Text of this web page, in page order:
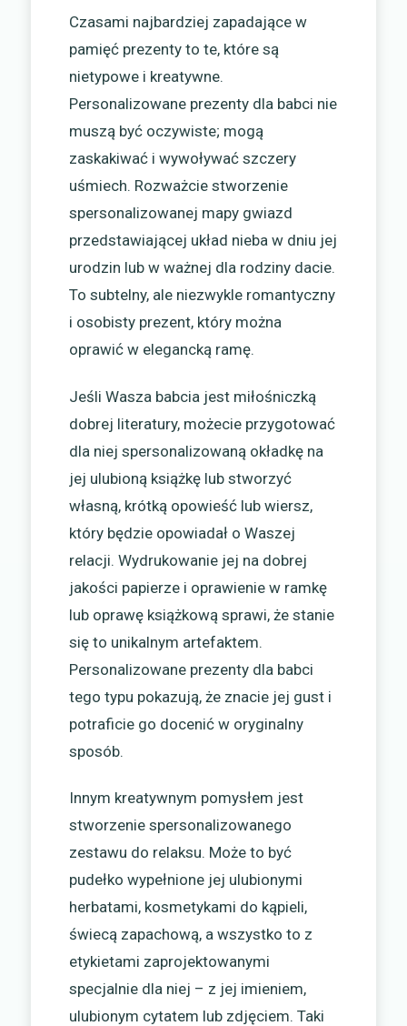
Czasami najbardziej zapadające w
pamięć prezenty to te, które są
nietypowe i kreatywne.
Personalizowane prezenty dla babci nie
muszą być oczywiste; mogą
zaskakiwać i wywoływać szczery
uśmiech. Rozważcie stworzenie
spersonalizowanej mapy gwiazd
przedstawiającej układ nieba w dniu jej
urodzin lub w ważnej dla rodziny dacie.
To subtelny, ale niezwykle romantyczny
i osobisty prezent, który można
oprawić w elegancką ramę.
Jeśli Wasza babcia jest miłośniczką
dobrej literatury, możecie przygotować
dla niej spersonalizowaną okładkę na
jej ulubioną książkę lub stworzyć
własną, krótką opowieść lub wiersz,
który będzie opowiadał o Waszej
relacji. Wydrukowanie jej na dobrej
jakości papierze i oprawienie w ramkę
lub oprawę książkową sprawi, że stanie
się to unikalnym artefaktem.
Personalizowane prezenty dla babci
tego typu pokazują, że znacie jej gust i
potraficie go docenić w oryginalny
sposób.
Innym kreatywnym pomysłem jest
stworzenie spersonalizowanego
zestawu do relaksu. Może to być
pudełko wypełnione jej ulubionymi
herbatami, kosmetykami do kąpieli,
świecą zapachową, a wszystko to z
etykietami zaprojektowanymi
specjalnie dla niej – z jej imieniem,
ulubionym cytatem lub zdjęciem. Taki